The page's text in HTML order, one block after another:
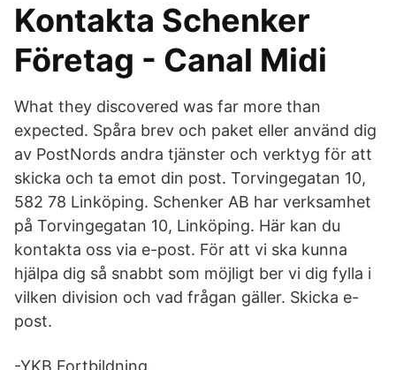
Kontakta Schenker
Företag - Canal Midi
What they discovered was far more than
expected. Spåra brev och paket eller använd dig
av PostNords andra tjänster och verktyg för att
skicka och ta emot din post. Torvingegatan 10,
582 78 Linköping. Schenker AB har verksamhet
på Torvingegatan 10, Linköping. Här kan du
kontakta oss via e-post. För att vi ska kunna
hjälpa dig så snabbt som möjligt ber vi dig fylla i
vilken division och vad frågan gäller. Skicka e-
post.
-YKB Fortbildning.